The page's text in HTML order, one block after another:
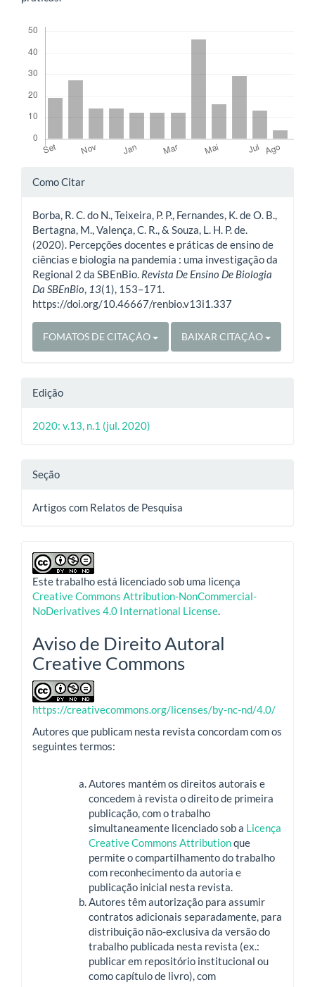
Detalhes
artigo
Como Citar
Borba, R. C. do N., Teixeira, P. P., Fernandes, K. de O. B.,
Bertagna, M., Valença, C. R., & Souza, L. H. P. de.
(2020). Percepções docentes e práticas de ensino de
ciências e biologia na pandemia : uma investigação da
Regional 2 da SBEnBio. Revista De Ensino De Biologia
Da SBEnBio, 13(1), 153–171.
https://doi.org/10.46667/renbio.v13i1.337
FOMATOS DE CITAÇÃO BAIXAR CITAÇÃO
Edição
2020: v.13, n.1 (jul. 2020)
Seção
Artigos com Relatos de Pesquisa
Este trabalho está licenciado sob uma licença
Creative Commons Attribution-NonCommercial-
NoDerivatives 4.0 International License.
Aviso de Direito Autoral
Creative Commons
https://creativecommons.org/licenses/by-nc-nd/4.0/
Autores que publicam nesta revista concordam com os
seguintes termos:
Autores mantém os direitos autorais e
concedem à revista o direito de primeira
publicação, com o trabalho
simultaneamente licenciado sob a Licença
Creative Commons Attributionque
permite o compartilhamento do trabalho
com reconhecimento da autoria e
publicação inicial nesta revista.
Autores têm autorização para assumir
contratos adicionais separadamente, para
distribuição não-exclusiva da versão do
trabalho publicada nesta revista (ex.:
publicar em repositório institucional ou
como capítulo de livro), com